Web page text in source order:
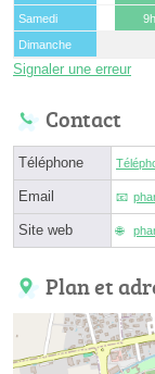
Samedi
Dimanche
Signaler une erreur
Contact
Téléphone
Email
Site web
Plan et